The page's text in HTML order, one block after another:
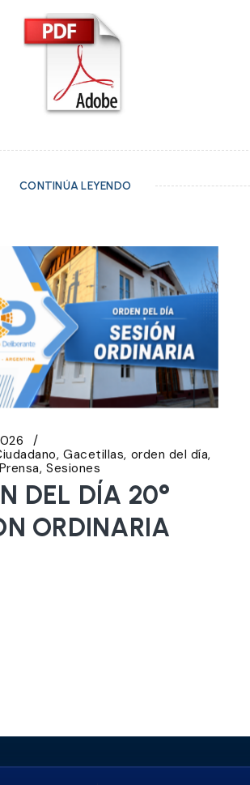
CONTINÚA LEYENDO
Gacetillas orden del día
Prensa Sesiones
DEL DÍA 20°
ORDINARIA